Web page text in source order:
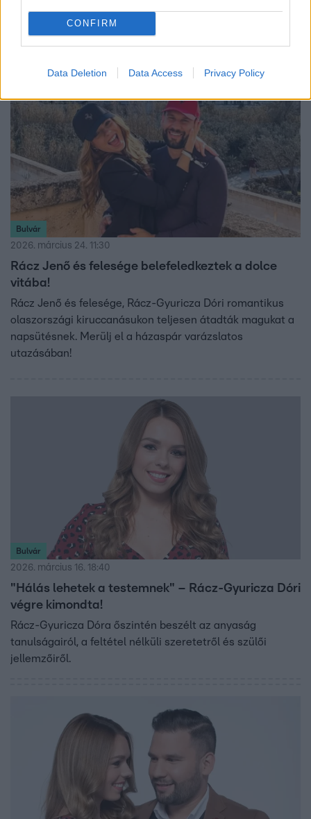
CONFIRM
Data Deletion Data Access Privacy Policy
Dobos Evelin sütemény sütős kihívását, ami garantáltan
Bulvár
2026. március 24. 11:30
Rácz Jenő és felesége belefeledkeztek a dolce
vitába!
Rácz Jenő és felesége, Rácz-Gyuricza Dóri romantikus
olaszországi kiruccanásukon teljesen átadták magukat a
napsütésnek. Merülj el a házaspár varázslatos
utazásában!
Bulvár
2026. március 16. 18:40
"Hálás lehetek a testemnek" – Rácz-Gyuricza Dóri
végre kimondta!
Rácz-Gyuricza Dóra őszintén beszélt az anyaság
tanulságairól, a feltétel nélküli szeretetről és szülői
jellemzőiről.